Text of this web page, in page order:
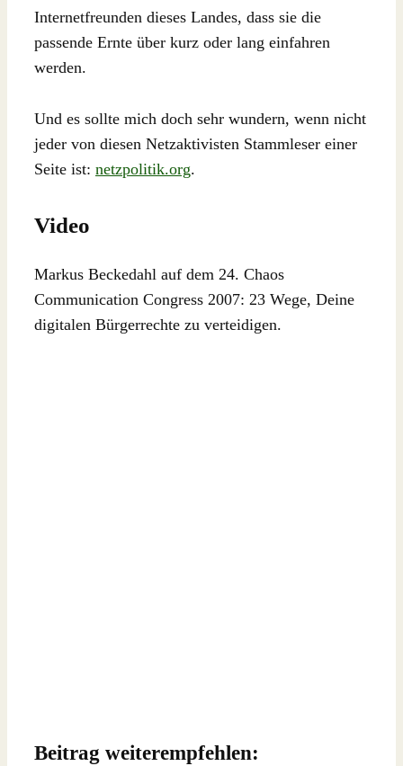
Internetfreunden dieses Landes, dass sie die
passende Ernte über kurz oder lang einfahren
werden.
Und es sollte mich doch sehr wundern, wenn nicht
jeder von diesen Netzaktivisten Stammleser einer
Seite ist: netzpolitik.org.
Video
Markus Beckedahl auf dem 24. Chaos
Communication Congress 2007: 23 Wege, Deine
digitalen Bürgerrechte zu verteidigen.
Beitrag weiterempfehlen: